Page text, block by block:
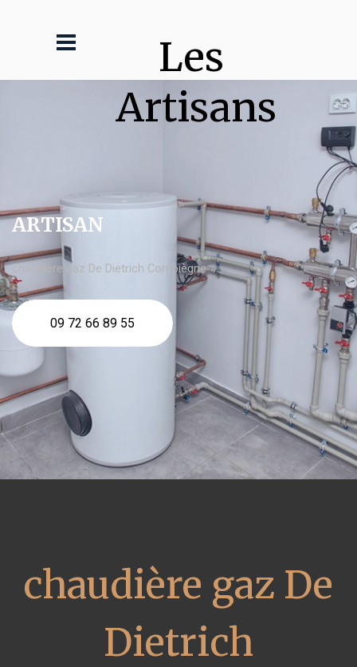
Les
Artisans
ARTISAN
chaudière gaz De Dietrich Compiègne
09 72 66 89 55
chaudière gaz De
Dietrich